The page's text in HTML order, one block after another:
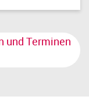
und Terminen